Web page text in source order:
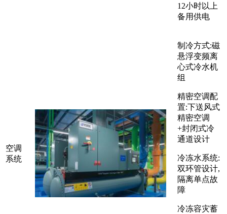
12小时以上
备用供电
空调
系统
制冷方式:磁
悬浮变频离
心式冷水机
组
精密空调配
置:下送风式
精密空调
+封闭式冷
通道设计
冷冻水系统:
双环管设计,
隔离单点故
障
冷冻容灾蓄